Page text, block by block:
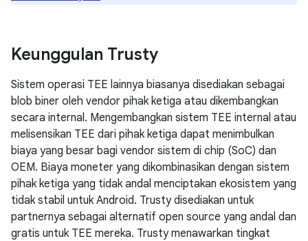
Keunggulan Trusty
Sistem operasi TEE lainnya biasanya disediakan sebagai
blob biner oleh vendor pihak ketiga atau dikembangkan
secara internal. Mengembangkan sistem TEE internal atau
melisensikan TEE dari pihak ketiga dapat menimbulkan
biaya yang besar bagi vendor sistem di chip (SoC) dan
OEM. Biaya moneter yang dikombinasikan dengan sistem
pihak ketiga yang tidak andal menciptakan ekosistem yang
tidak stabil untuk Android. Trusty disediakan untuk
partnernya sebagai alternatif open source yang andal dan
gratis untuk TEE mereka. Trusty menawarkan tingkat